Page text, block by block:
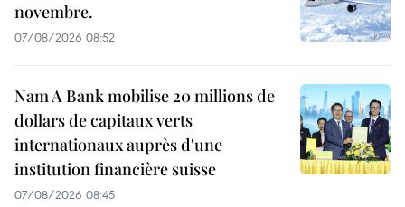
novembre.
07/08/2026 08:52
Nam A Bank mobilise 20 millions de
dollars de capitaux verts
internationaux auprès d'une
institution financière suisse
07/08/2026 08:45